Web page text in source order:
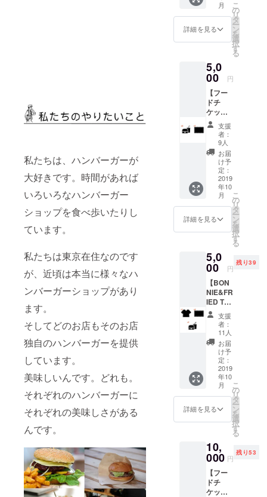
私たちは、ハンバーガーが
大好きです。時間があれば
いろいろなハンバーガー
ショップを食べ歩いたりし
ています。
私たちは東京在住なのです
が、近頃は本当に様々なハ
ンバーガーショップがあり
ます。
そしてどのお店もそのお店
独自のハンバーガーを提供
しています。
美味しいんです。どれも。
それぞれのハンバーガーに
それぞれの美味しさがある
んです。
す。
るフー
ドとド
リンク
のチ
ケット
差し上
げま
す。 ど
のフー
ド、ど
のドリ
ンクで
もお使
いいた
だけま
す。 通
常営業
時でも
イベン
ト出店
時で
も、
E&FRIE
Dがお店
を出し
ている
時であ
ればい
つでも
ご利用
可能で
す。 チ
ケット
に有効
期限は
ありま
せん。
BONNI
E&FRIE
Dがある
限りい
い。
月
詳細を見る
こ
の
リ
タ
ー
ン
を
選
択
す
る
5,0
00 円
【フー
ドチ
ケット5
枚】
【ドリ
ンクチ
ケット5
枚】
【ス
テッ
カー1
枚】
BONNI
E&FRIE
Dで使え
るフー
ケット
とドリ
ンクチ
ケット
を各5枚
差し上
げま
す。 ど
のフー
ド、ど
のドリ
ンクで
もお使
いいた
だけま
す。 通
常営業
時で
も、
BONNI
E&FRIE
Dがお店
を出し
支援
者：
9人
お届
け予
定：
2019
年10
月
詳細を見る
こ
の
リ
タ
ー
ン
を
選
択
す
る
5,0
00 円
残り39
【BON
NIE&FR
IED T
シャツ1
枚】
【BON
NIE&FR
IEDス
テッ
カー3
枚】
【フー
ドチ
ケット1
枚】
【ドリ
ケット1
枚】 遠
方にお
住まい
でなか
なか
支援
者：
11人
お届
け予
定：
2019
年10
月
詳細を見る
こ
の
リ
タ
ー
ン
を
選
択
す
る
10,
000 円
残り53
【フー
ドチ
ケット